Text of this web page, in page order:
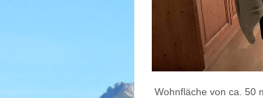
Wohnfläche von ca. 50